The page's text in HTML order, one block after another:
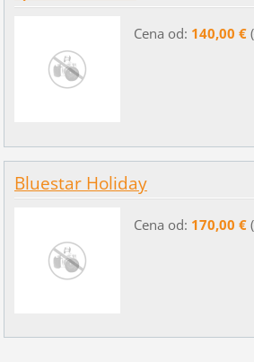
Cena od: 140,00 €(
Bluestar Holiday
Cena od: 170,00 €(